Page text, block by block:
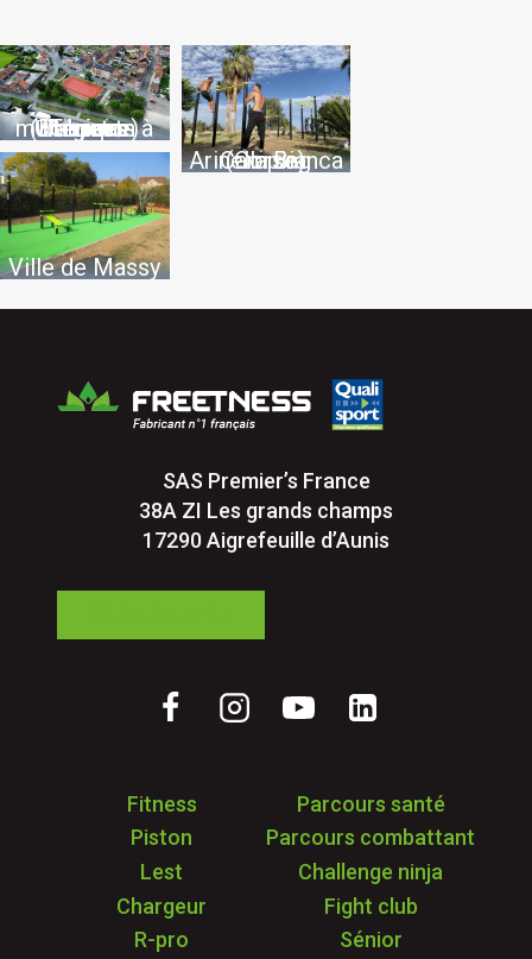
Terrain multisports à Comines-Warneton (Belgique)
Ville de Massy
Camping Arinella Bianca (Corse)
SAS Premier’s France
38A ZI Les grands champs
17290 Aigrefeuille d’Aunis
Fitness
Parcours santé
Piston
Parcours combattant
Lest
Challenge ninja
Chargeur
Fight club
R-pro
Sénior